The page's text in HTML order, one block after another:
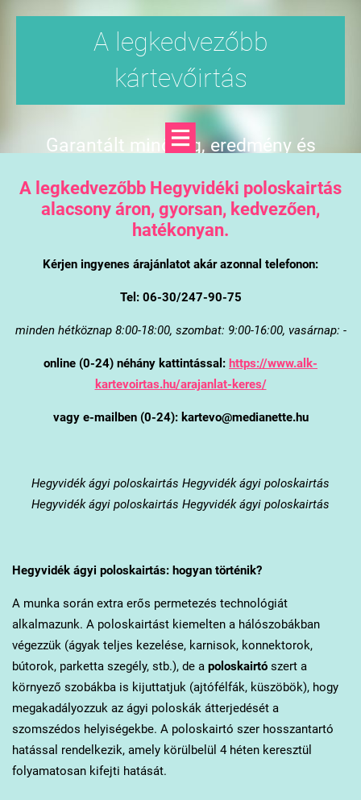
A legkedvezőbb
kártevőirtás
Garantált minőség, eredmény és
A legkedvezőbb Hegyvidéki poloskairtás
alacsony áron, gyorsan, kedvezően,
hatékonyan.
Kérjen ingyenes árajánlatot akár azonnal telefonon:
Tel: 06-30/247-90-75
minden hétköznap 8:00-18:00, szombat: 9:00-16:00, vasárnap: -
online (0-24) néhány kattintással: https://www.alk-
kartevoirtas.hu/arajanlat-keres/
vagy e-mailben (0-24): kartevo@medianette.hu
Hegyvidékágyi poloskairtás Hegyvidék ágyi poloskairtás
Hegyvidék ágyi poloskairtás Hegyvidék ágyi poloskairtás
Hegyvidékágyi poloskairtás: hogyan történik?
A munka során extra erős permetezés technológiát
alkalmazunk. A poloskairtást kiemelten a hálószobákban
végezzük (ágyak teljes kezelése, karnisok, konnektorok,
bútorok, parketta szegély, stb.), de a poloskairtószert a
környező szobákba is kijuttatjuk (ajtófélfák, küszöbök), hogy
megakadályozzuk az ágyi poloskák átterjedését a
szomszédos helyiségekbe. A poloskairtó szer hosszantartó
hatással rendelkezik, amely körülbelül 4 héten keresztül
folyamatosan kifejti hatását.